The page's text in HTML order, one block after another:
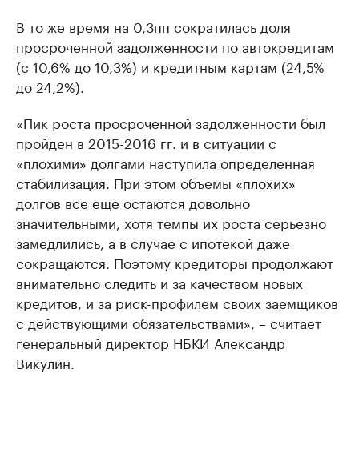
В то же время на 0,3пп сократилась доля
просроченной задолженности по автокредитам
(с 10,6% до 10,3%) и кредитным картам (24,5%
до 24,2%).
«Пик роста просроченной задолженности был
пройден в 2015-2016 гг. и в ситуации с
«плохими» долгами наступила определенная
стабилизация. При этом объемы «плохих»
долгов все еще остаются довольно
значительными, хотя темпы их роста серьезно
замедлились, а в случае с ипотекой даже
сокращаются. Поэтому кредиторы продолжают
внимательно следить и за качеством новых
кредитов, и за риск-профилем своих заемщиков
с действующими обязательствами», – считает
генеральный директор НБКИ Александр
Викулин.